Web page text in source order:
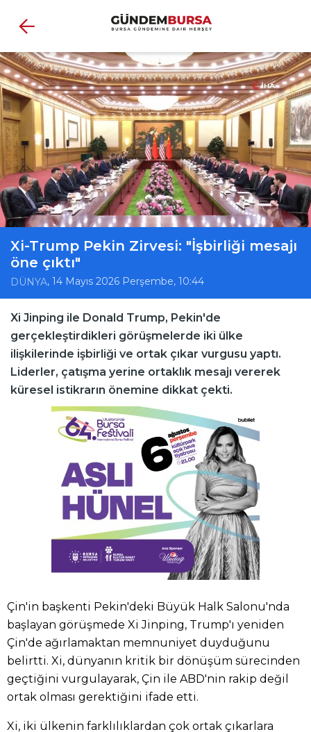
Xi-Trump Pekin Zirvesi: "İşbirliği mesajı
öne çıktı"
DÜNYA, 14 Mayıs 2026 Perşembe, 10:44
Xi Jinping ile Donald Trump, Pekin'de
gerçekleştirdikleri görüşmelerde iki ülke
ilişkilerinde işbirliği ve ortak çıkar vurgusu yaptı.
Liderler, çatışma yerine ortaklık mesajı vererek
küresel istikrarın önemine dikkat çekti.
Çin'in başkenti Pekin'deki Büyük Halk Salonu'nda
başlayan görüşmede Xi Jinping, Trump'ı yeniden
Çin'de ağırlamaktan memnuniyet duyduğunu
belirtti. Xi, dünyanın kritik bir dönüşüm sürecinden
geçtiğini vurgulayarak, Çin ile ABD'nin rakip değil
ortak olması gerektiğini ifade etti.
Xi, iki ülkenin farklılıklardan çok ortak çıkarlara